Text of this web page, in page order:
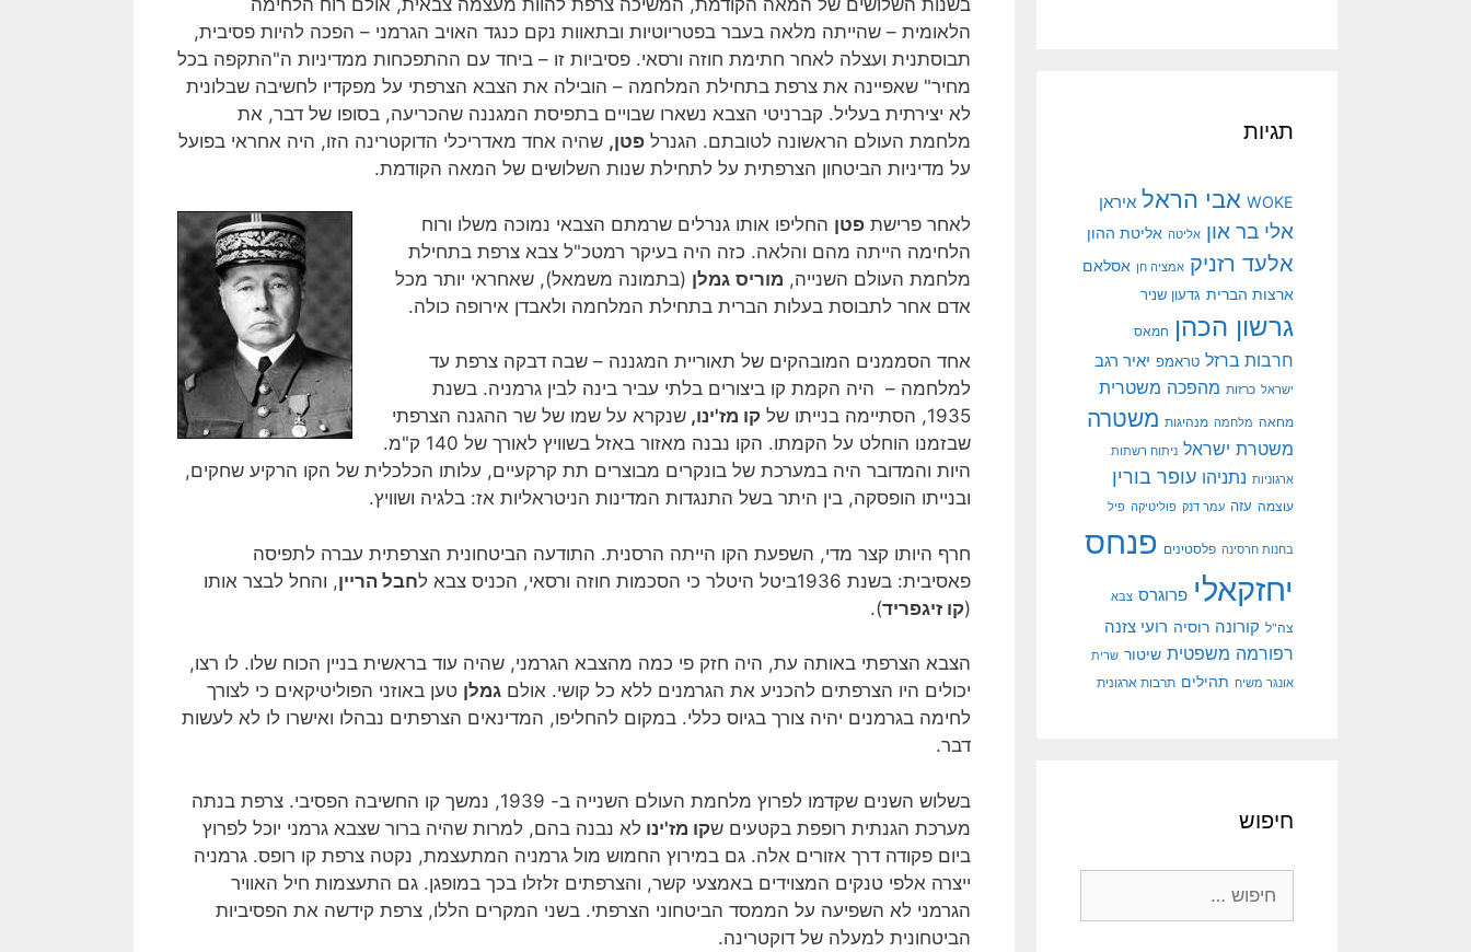
בשנות השלושים של המאה הקודמת, המשיכה צרפת להוות מעצמה צבאית, אולם רוח הלחימה
הלאומית – שהייתה מלאה בעבר בפטריוטיות ובתאוות נקם כנגד האויב הגרמני – הפכה להיות פסיבית,
תבוסתנית ועצלה לאחר חתימת חוזה ורסאי. פסיביות זו – ביחד עם ההתפכחות ממדיניות ה"התקפה בכל
מחיר" שאפיינה את צרפת בתחילת המלחמה – הובילה את הצבא הצרפתי על מפקדיו לחשיבה שבלונית
לא יצירתית בעליל. קברניטי הצבא נשארו שבויים בתפיסת המגננה שהכריעה, בסופו של דבר, את
מלחמת העולם הראשונה לטובתם. הגנרל פטן, שהיה אחד מאדריכלי הדוקטרינה הזו, היה אחראי בפועל
על מדיניות הביטחון הצרפתית על לתחילת שנות השלושים של המאה הקודמת.
לאחר פרישת פטן החליפו אותו גנרלים שרמתם הצבאי נמוכה משלו ורוח
הלחימה הייתה מהם והלאה. כזה היה בעיקר רמטכ"ל צבא צרפת בתחילת
מלחמת העולם השנייה, מוריס גמלן (בתמונה משמאל), שאחראי יותר מכל
אדם אחר לתבוסת בעלות הברית בתחילת המלחמה ולאבדן אירופה כולה.
אחד הסממנים המובהקים של תאוריית המגננה – שבה דבקה צרפת עד
למלחמה – היה הקמת קו ביצורים בלתי עביר בינה לבין גרמניה. בשנת
1935, הסתיימה בנייתו של
קו מז'ינו, שנקרא על שמו של שר ההגנה הצרפתי
שבזמנו הוחלט על הקמתו. הקו נבנה מאזור באזל בשוויץ לאורך של 140 ק"מ.
היות והמדובר היה במערכת של בונקרים מבוצרים תת קרקעיים, עלותו הכלכלית של הקו הרקיע שחקים,
ובנייתו הופסקה, בין היתר בשל התנגדות המדינות הניטראליות אז: בלגיה ושוויץ.
חרף היותו קצר מדי, השפעת הקו הייתה הרסנית. התודעה הביטחונית הצרפתית עברה לתפיסה
פאסיבית: בשנת 1936ביטל היטלר כי הסכמות חוזה ורסאי, הכניס צבא ל
חבל הריין, והחל לבצר אותו
(קו זיגפריד).
הצבא הצרפתי באותה עת, היה חזק פי כמה מהצבא הגרמני, שהיה עוד בראשית בניין הכוח שלו. לו רצו,
יכולים היו הצרפתים להכניע את הגרמנים ללא כל קושי. אולם גמלן טען באוזני הפוליטיקאים כי לצורך
לחימה בגרמנים יהיה צורך בגיוס כללי. במקום להחליפו, המדינאים הצרפתים נבהלו ואישרו לו לא לעשות
דבר.
בשלוש השנים שקדמו לפרוץ מלחמת העולם השנייה ב- 1939, נמשך קו החשיבה הפסיבי. צרפת בנתה
מערכת הגנתית רופפת בקטעים שקו מז'ינו לא נבנה בהם, למרות שהיה ברור שצבא גרמני יוכל לפרוץ
ביום פקודה דרך אזורים אלה. גם במירוץ החמוש מול גרמניה המתעצמת, נקטה צרפת קו רופס. גרמניה
ייצרה אלפי טנקים המצוידים באמצעי קשר, והצרפתים זלזלו בכך במופגן. גם התעצמות חיל האוויר
הגרמני לא השפיעה על הממסד הביטחוני הצרפתי. בשני המקרים הללו, צרפת קידשה את הפסיביות
הביטחונית למעלה של דוקטרינה.
תגיות
WOKE אבי הראל איראן
אלי בר און אליטה אליטת ההון
אלעד רזניק אמציה חן אסלאם
ארצות הברית גדעון שניר
גרשון הכהן חמאס
חרבות ברזל טראמפ יאיר רגב
ישראל כרזות מהפכה משטרית
מחאה מלחמה מנהיגות משטרה
משטרת ישראל ניתוח רשתות
ארגוניות נתניהו עופר בורין
עוצמה עזה עמר דנק פוליטיקה פיל
בחנות חרסינה פלסטינים פנחס
יחזקאלי פרוגרס צבא
צה"ל קורונה רוסיה רועי צזנה
רפורמה משפטית שיטור שרית
אונגר משיח תהילים תרבות ארגונית
חיפוש